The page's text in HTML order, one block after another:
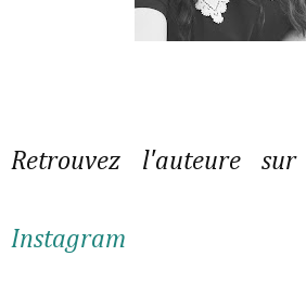
Retrouvez l'auteure sur
Instagram